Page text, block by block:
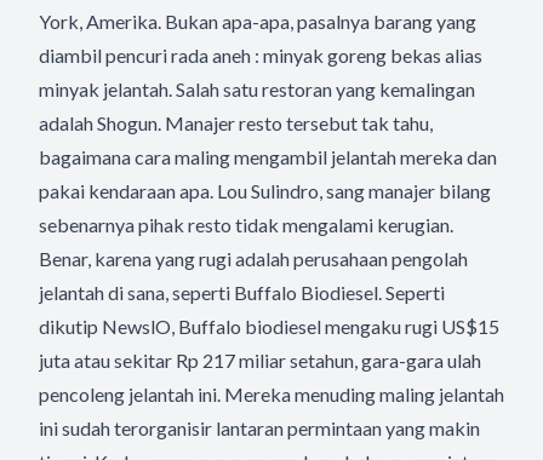
York, Amerika. Bukan apa-apa, pasalnya barang yang
diambil pencuri rada aneh : minyak goreng bekas alias
minyak jelantah. Salah satu restoran yang kemalingan
adalah Shogun. Manajer resto tersebut tak tahu,
bagaimana cara maling mengambil jelantah mereka dan
pakai kendaraan apa. Lou Sulindro, sang manajer bilang
sebenarnya pihak resto tidak mengalami kerugian.
Benar, karena yang rugi adalah perusahaan pengolah
jelantah di sana, seperti Buffalo Biodiesel. Seperti
dikutip NewslO, Buffalo biodiesel mengaku rugi US$15
juta atau sekitar Rp 217 miliar setahun, gara-gara ulah
pencoleng jelantah ini. Mereka menuding maling jelantah
ini sudah terorganisir lantaran permintaan yang makin